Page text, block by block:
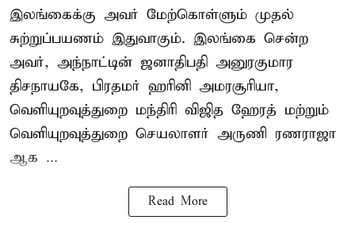
இலங்கைக்கு அவர் மேற்கொள்ளும் முதல்
சுற்றுப்பயணம் இதுவாகும். இலங்கை சென்ற
அவர், அந்நாட்டின் ஜனாதிபதி அனுரகுமார
திசநாயகே, பிரதமர் ஹரினி அமரசூரியா,
வெளியுறவுத்துறை மந்திரி விஜித ஹேரத் மற்றும்
வெளியுறவுத்துறை செயலாளர் அருணி ரணராஜா
ஆக ...
Read More